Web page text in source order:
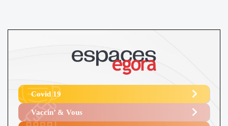
Covid 19
Vaccin’ & Vous